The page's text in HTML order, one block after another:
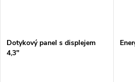
Dotykový panel s displejem
4,3"